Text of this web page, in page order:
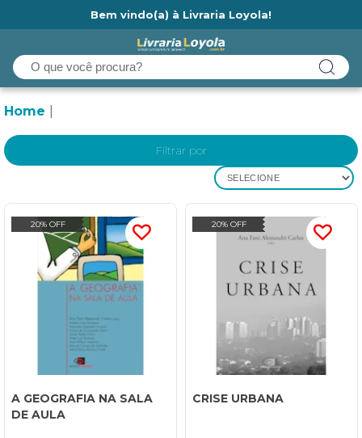
Bem vindo(a) à Livraria Loyola!
Home
Filtrar por
SELECIONE
20% OFF
A GEOGRAFIA NA SALA
DE AULA
20% OFF
CRISE URBANA